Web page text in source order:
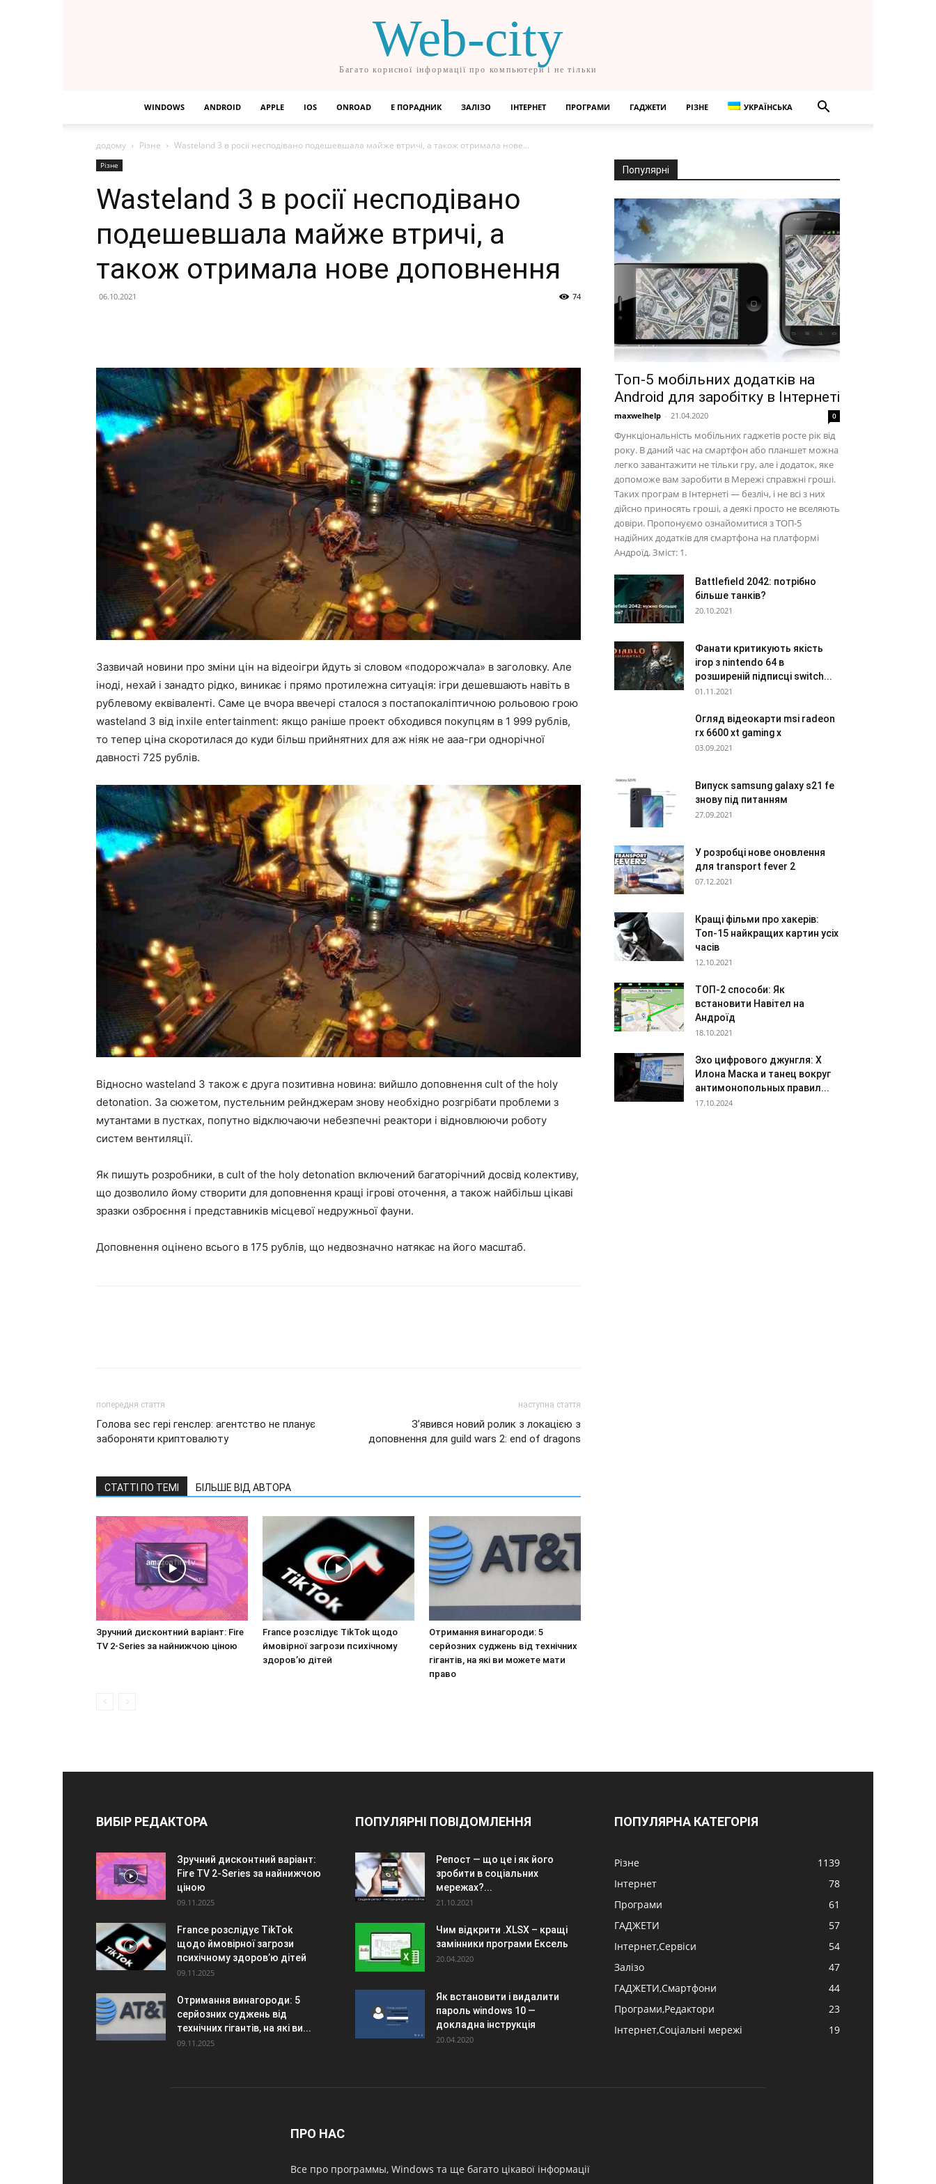
Web-city
Багато корисної інформації про компьютери і не тільки
WINDOWS ANDROID APPLE IOS ONROAD Е ПОРАДНИК ЗАЛІЗО ІНТЕРНЕТ ПРОГРАМИ ГАДЖЕТИ РІЗНЕ УКРАЇНСЬКА
додому Різне Wasteland 3 в росії несподівано подешевшала майже втричі, а також отримала нове...
Різне
Wasteland 3 в росії несподівано
подешевшала майже втричі, а
також отримала нове доповнення
06.10.2021 74
Зазвичай новини про зміни цін на відеоігри йдуть зі словом «подорожчала» в заголовку. Але
іноді, нехай і занадто рідко, виникає і прямо протилежна ситуація: ігри дешевшають навіть в
рублевому еквіваленті. Саме це вчора ввечері сталося з постапокаліптичною рольовою грою
wasteland 3 від inxile entertainment: якщо раніше проект обходився покупцям в 1 999 рублів,
то тепер ціна скоротилася до куди більш прийнятних для аж ніяк не aaa-гри однорічної
давності 725 рублів.
Відносно wasteland 3 також є друга позитивна новина: вийшло доповнення cult of the holy
detonation. За сюжетом, пустельним рейнджерам знову необхідно розгрібати проблеми з
мутантами в пустках, попутно відключаючи небезпечні реактори і відновлюючи роботу
систем вентиляції.
Як пишуть розробники, в cult of the holy detonation включений багаторічний досвід колективу,
що дозволило йому створити для доповнення кращі ігрові оточення, а також найбільш цікаві
зразки озброєння і представників місцевої недружньої фауни.
Доповнення оцінено всього в 175 рублів, що недвозначно натякає на його масштаб.
попередня стаття
Голова sec гері генслер: агентство не планує
забороняти криптовалюту
наступна стаття
З’явився новий ролик з локацією з
доповнення для guild wars 2: end of dragons
СТАТТІ ПО ТЕМІ БІЛЬШЕ ВІД АВТОРА
Зручний дисконтний варіант: Fire
TV 2-Series за найнижчою ціною
France розслідує TikTok щодо
ймовірної загрози психічному
здоров’ю дітей
Отримання винагороди: 5
серйозних суджень від технічних
гігантів, на які ви можете мати
право
Популярні
Топ-5 мобільних додатків на
Android для заробітку в Інтернеті
maxwelhelp - 21.04.2020 0
Функціональність мобільних гаджетів росте рік від
року. В даний час на смартфон або планшет можна
легко завантажити не тільки гру, але і додаток, яке
допоможе вам заробити в Мережі справжні гроші.
Таких програм в Інтернеті — безліч, і не всі з них
дійсно приносять гроші, а деякі просто не вселяють
довіри. Пропонуємо ознайомитися з ТОП-5
надійних додатків для смартфона на платформі
Андроїд. Зміст: 1.
Battlefield 2042: потрібно
більше танків?
20.10.2021
Фанати критикують якість
ігор з nintendo 64 в
розширеній підписці switch...
01.11.2021
Огляд відеокарти msi radeon
rx 6600 xt gaming x
03.09.2021
Випуск samsung galaxy s21 fe
знову під питанням
27.09.2021
У розробці нове оновлення
для transport fever 2
07.12.2021
Кращі фільми про хакерів:
Топ-15 найкращих картин усіх
часів
12.10.2021
ТОП-2 способи: Як
встановити Навітел на
Андроїд
18.10.2021
Эхо цифрового джунгля: X
Илона Маска и танец вокруг
антимонопольных правил...
17.10.2024
ВИБІР РЕДАКТОРА
Зручний дисконтний варіант:
Fire TV 2-Series за найнижчою
ціною
09.11.2025
France розслідує TikTok
щодо ймовірної загрози
психічному здоров’ю дітей
09.11.2025
Отримання винагороди: 5
серйозних суджень від
технічних гігантів, на які ви...
09.11.2025
ПОПУЛЯРНІ ПОВІДОМЛЕННЯ
Репост — що це і як його
зробити в соціальних
мережах?...
21.10.2021
Чим відкрити .XLSX – кращі
замінники програми Ексель
20.04.2020
Як встановити і видалити
пароль windows 10 —
докладна інструкція
20.04.2020
ПОПУЛЯРНА КАТЕГОРІЯ
Різне
1139
Інтернет
78
Програми
61
ГАДЖЕТИ
57
Інтернет,Сервіси
54
Залізо
47
ГАДЖЕТИ,Смартфони
44
Програми,Редактори
23
Інтернет,Соціальні мережі
19
ПРО НАС
Все про программы, Windows та ще багато цікавої інформації